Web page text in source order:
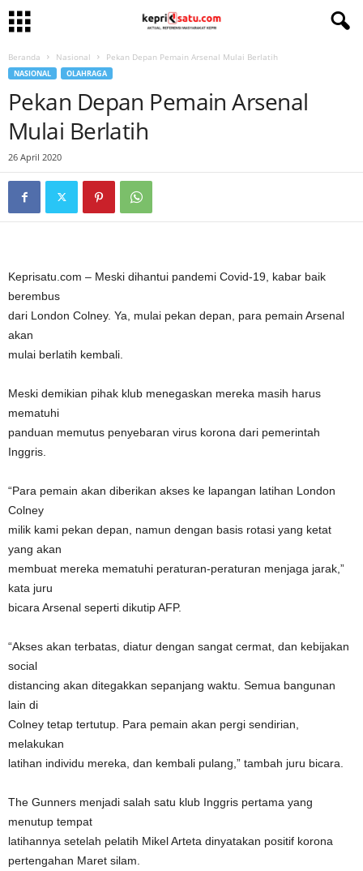
Beranda Nasional Pekan Depan Pemain Arsenal Mulai Berlatih
NASIONAL OLAHRAGA
Pekan Depan Pemain Arsenal
Mulai Berlatih
26 April 2020
Keprisatu.com – Meski dihantui pandemi Covid-19, kabar baik
berembus
dari London Colney. Ya, mulai pekan depan, para pemain Arsenal
akan
mulai berlatih kembali.
Meski demikian pihak klub menegaskan mereka masih harus
mematuhi
panduan memutus penyebaran virus korona dari pemerintah
Inggris.
“Para pemain akan diberikan akses ke lapangan latihan London
Colney
milik kami pekan depan, namun dengan basis rotasi yang ketat
yang akan
membuat mereka mematuhi peraturan-peraturan menjaga jarak,”
kata juru
bicara Arsenal seperti dikutip AFP.
“Akses akan terbatas, diatur dengan sangat cermat, dan kebijakan
social
distancing akan ditegakkan sepanjang waktu. Semua bangunan
lain di
Colney tetap tertutup. Para pemain akan pergi sendirian,
melakukan
latihan individu mereka, dan kembali pulang,” tambah juru bicara.
The Gunners menjadi salah satu klub Inggris pertama yang
menutup tempat
latihannya setelah pelatih Mikel Arteta dinyatakan positif korona
pertengahan Maret silam.